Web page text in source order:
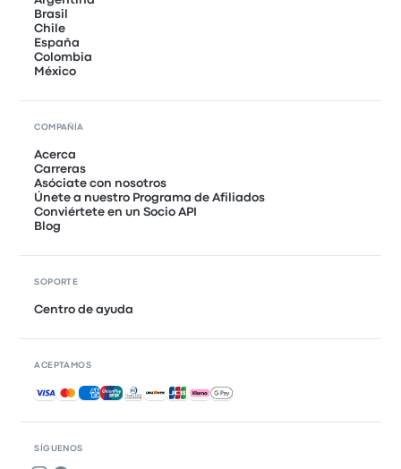
SÍGUENOS
Brasil
Chile
España
Colombia
México
COMPAÑÍA
Acerca
Carreras
Asóciate con nosotros
Únete a nuestro Programa de Afiliados
Conviértete en un Socio API
Blog
SOPORTE
Centro de ayuda
ACEPTAMOS
Pagos aceptados